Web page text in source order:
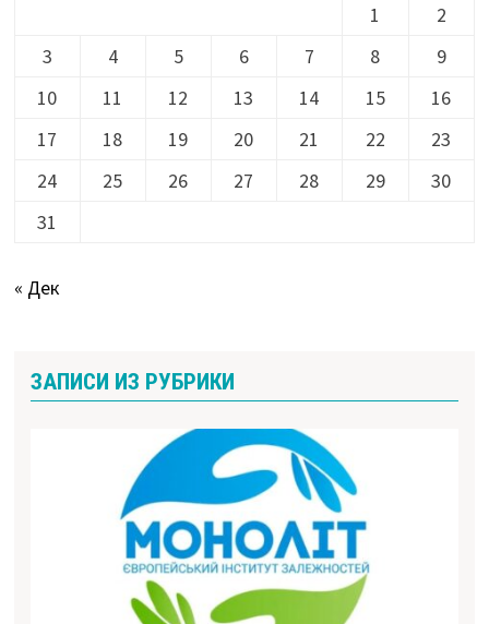
1
2
3
4 5 6 7 8
9
10
11 12 13 14 15
16
17
18 19 20 21 22
23
24
25 26 27 28 29
30
31
« Дек
ЗАПИСИ ИЗ РУБРИКИ